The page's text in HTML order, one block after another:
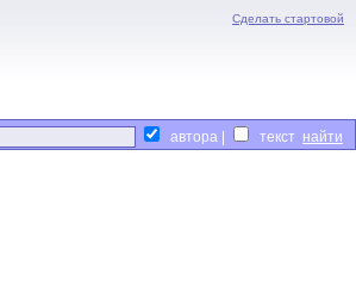
Сделать стартовой
автора | текст